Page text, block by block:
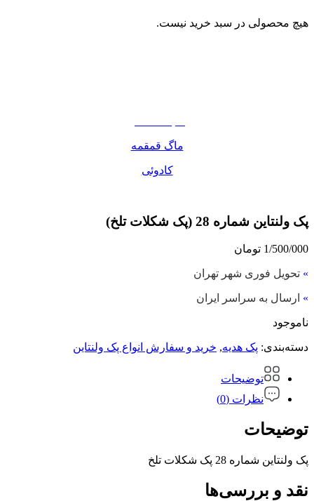
هیچ محصولی در سبد خرید نیست.
ماگ قمقمه
کادوئی
پک ولنتاین شماره 28 (پک شکلات تلخ)
1/500/000 تومان
» تحویل فوری شهر تهران
» ارسال به سراسر ایران
ناموجود
دسته‌بندی: پک هدیه, خرید و سفارش انواع پک ولنتاین
توضیحات
نظرات (0)
توضیحات
پک ولنتاین شماره 28 پک شکلات تلخ
نقد و بررسی‌ها